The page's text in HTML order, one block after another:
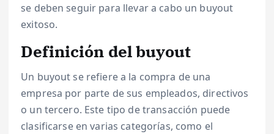
se deben seguir para llevar a cabo un buyout
exitoso.
Definición del buyout
Un buyout se refiere a la compra de una
empresa por parte de sus empleados, directivos
o un tercero. Este tipo de transacción puede
clasificarse en varias categorías, como el